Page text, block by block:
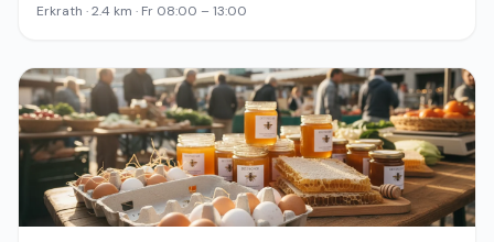
Erkrath · 2.4 km · Fr 08:00 – 13:00